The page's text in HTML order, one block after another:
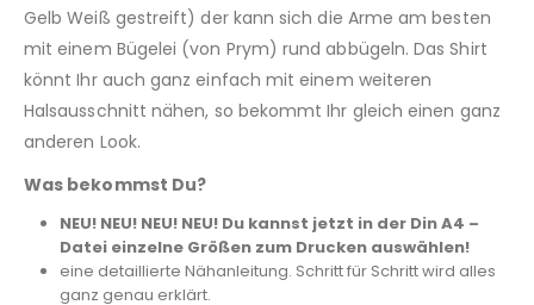
Gelb Weiß gestreift) der kann sich die Arme am besten
mit einem Bügelei (von Prym) rund abbügeln. Das Shirt
könnt Ihr auch ganz einfach mit einem weiteren
Halsausschnitt nähen, so bekommt Ihr gleich einen ganz
anderen Look.
Was bekommst Du?
NEU! NEU! NEU! NEU! Du kannst jetzt in der Din A4 –
Datei einzelne Größen zum Drucken auswählen!
eine detaillierte Nähanleitung. Schritt für Schritt wird alles
ganz genau erklärt.